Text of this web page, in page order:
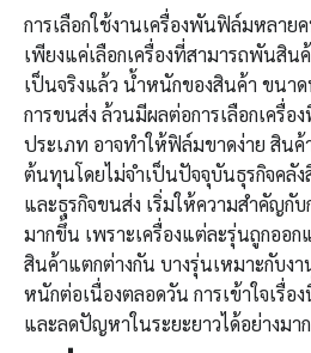
การเลือกใช้งานเครื่องพันฟิล์มหลาย
เพียงแค่เลือกเครื่องที่สามารถพันสิน
เป็นจริงแล้ว น้ำหนักของสินค้า ขนา
การขนส่ง ล้วนมีผลต่อการเลือกเครื่อ
ประเภท อาจทำให้ฟิล์มขาดง่าย สินค้
ต้นทุนโดยไม่จำเป็นปัจจุบันธุรกิจคลัง
และธุรกิจขนส่ง เริ่มให้ความสำคัญกั
มากขึ้น เพราะเครื่องแต่ละรุ่นถูกออ
สินค้าแตกต่างกัน บางรุ่นเหมาะกับงา
หนักต่อเนื่องตลอดวัน การเข้าใจเรื่อ
และลดปัญหาในระยะยาวได้อย่างมาก